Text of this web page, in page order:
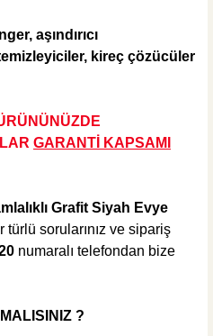
KARGO BEDAVA
Bataryası Satin Siyah
aşındırıcı
kireç çözücüler
GARANTİ KAPSAMI
Grafit Siyah Evye
sorularınız ve sipariş
numaralı telefondan bize
?